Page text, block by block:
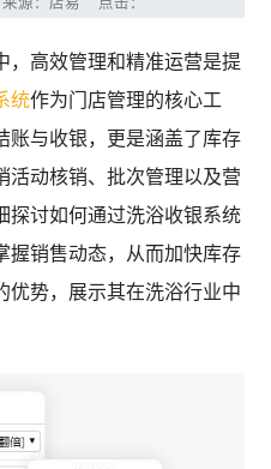
，高效管理和精准运营是提
统作为门店管理的核心工
账与收银，更是涵盖了库存
活动核销、批次管理以及营
探讨如何通过洗浴收银系统
握销售动态，从而加快库存
优势，展示其在洗浴行业中